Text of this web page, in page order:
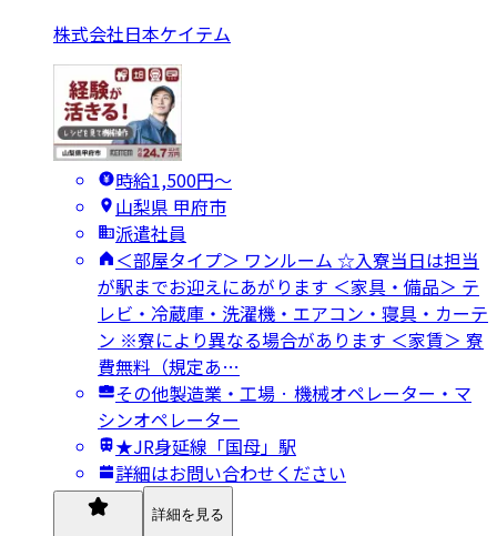
株式会社日本ケイテム
時給1,500円〜
山梨県 甲府市
派遣社員
＜部屋タイプ＞ ワンルーム ☆入寮当日は担当
が駅までお迎えにあがります ＜家具・備品＞ テ
レビ・冷蔵庫・洗濯機・エアコン・寝具・カーテ
ン ※寮により異なる場合があります ＜家賃＞ 寮
費無料（規定あ…
その他製造業・工場 · 機械オペレーター・マ
シンオペレーター
★JR身延線「国母」駅
詳細はお問い合わせください
詳細を見る